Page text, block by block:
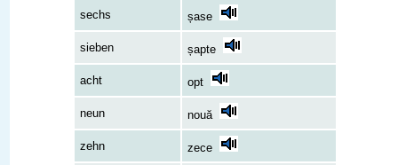
sechs șase
sieben șapte
acht opt
neun nouă
zehn zece